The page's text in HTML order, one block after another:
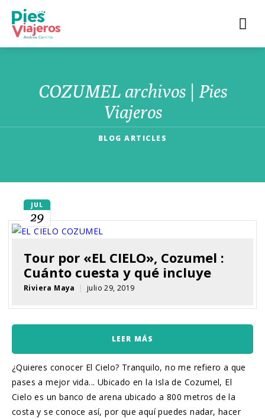
COZUMEL archivos | Pies
Viajeros
BLOG ARTICLES
JUL
29
Tour por «EL CIELO», Cozumel :
Cuánto cuesta y qué incluye
Riviera Maya | julio 29, 2019
LEER MÁS
¿Quieres conocer El Cielo? Tranquilo, no me refiero a que
pases a mejor vida... Ubicado en la Isla de Cozumel, El
Cielo es un banco de arena ubicado a 800 metros de la
costa y se conoce así, por que aquí puedes nadar, hacer